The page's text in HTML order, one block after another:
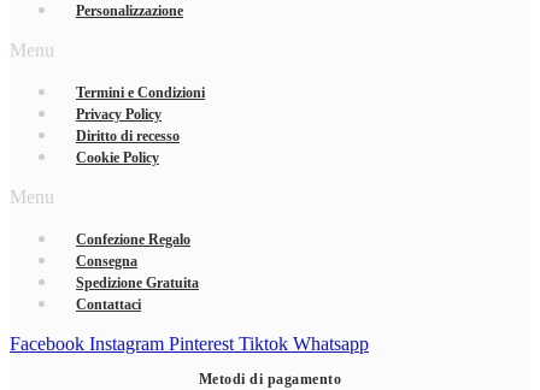
Personalizzazione
Menu
Termini e Condizioni
Privacy Policy
Diritto di recesso
Cookie Policy
Menu
Confezione Regalo
Consegna
Spedizione Gratuita
Contattaci
Facebook Instagram Pinterest Tiktok Whatsapp
Metodi di pagamento